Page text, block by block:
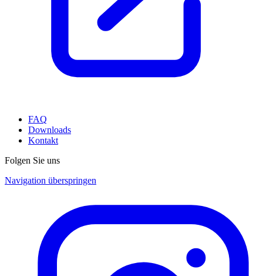
FAQ
Downloads
Kontakt
Folgen Sie uns
Navigation überspringen